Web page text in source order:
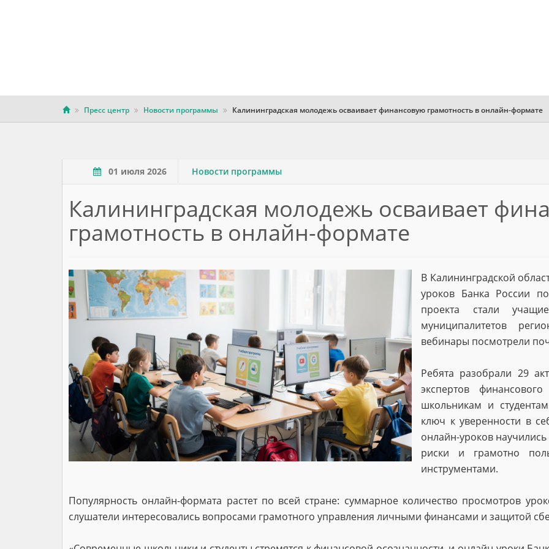
Пресс центр Новости программы Калининградская молодежь осваивает финансовую грамотность в онлайн-формате
01 июля 2026 Новости программы
Калининградская молодежь осваивает
грамотность в онлайн-формате
В Калининградской
уроков Банка России
проекта стали
муниципалитетов
вебинары посмотрели
Ребята разобрали 29
экспертов
школьникам и
ключ к уверенности в
онлайн-уроков
риски и грамотно
инструментами.
Популярность онлайн-формата растет по всей стране: суммарное количество просмотров
слушатели интересовались вопросами грамотного управления личными финансами и защитой